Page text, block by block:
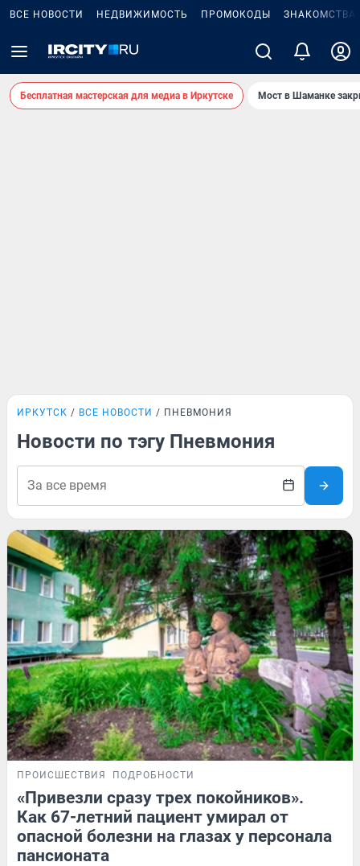
ВСЕ НОВОСТИ НЕДВИЖИМОСТЬ ПРОМОКОДЫ ЗНАКОМСТВА
Бесплатная мастерская для медиа в Иркутске Мост в Шаманке
ИРКУТСК ВСЕ НОВОСТИ ПНЕВМОНИЯ
Новости по тэгу Пневмония
ПРОИСШЕСТВИЯ ПОДРОБНОСТИ
«Привезли сразу трех покойников».
Как 67-летний пациент умирал от
опасной болезни на глазах у персонала
пансионата